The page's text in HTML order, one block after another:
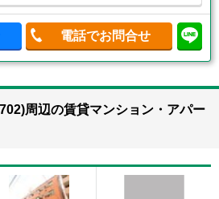
電話でお問合せ
周辺の賃貸マンション・アパー